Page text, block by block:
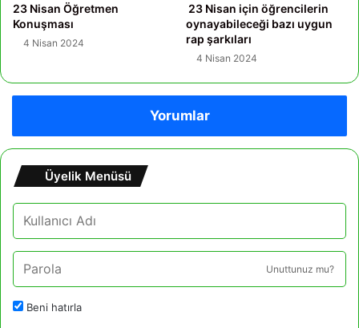
23 Nisan Öğretmen
Konuşması
4 Nisan 2024
23 Nisan için öğrencilerin
oynayabileceği bazı uygun
rap şarkıları
4 Nisan 2024
Yorumlar
Üyelik Menüsü
Unuttunuz mu?
Beni hatırla